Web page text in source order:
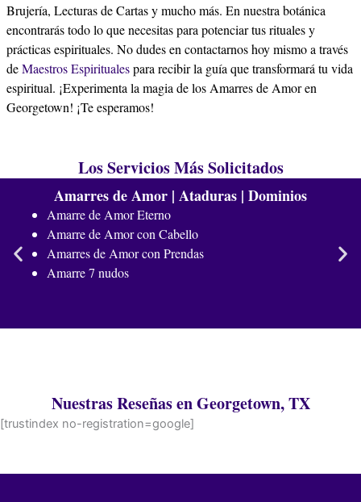
Brujería, Lecturas de Cartas y mucho más. En nuestra botánica
encontrarás todo lo que necesitas para potenciar tus rituales y
prácticas espirituales. No dudes en contactarnos hoy mismo a través
deMaestros Espiritualespara recibir la guía que transformará tu vida
espiritual. ¡Experimenta la magia de los Amarres de Amor en
Georgetown! ¡Te esperamos!
Los Servicios Más Solicitados
Amarres de Amor | Ataduras | Dominios
Amarre de Amor Eterno
Amarre de Amor con Cabello
Amarres de Amor con Prendas
Amarre 7 nudos
Nuestras Reseñas en Georgetown, TX
[trustindex no-registration=google]